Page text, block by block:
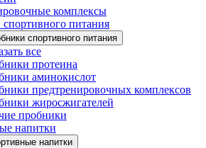
комплексы
питания
спортивного питания
все
протеина
аминокислот
предтренировочных комплексов
жиросжигателей
пробники
напитки
напитки